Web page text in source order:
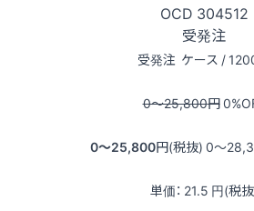
OCD 304512
受発注
受発注 ケース /
0〜25,800円0
0〜25,800円(税抜) 0〜
単価： 21.5 円(税